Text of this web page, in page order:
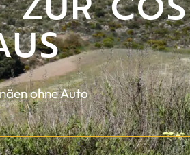
ohne Auto